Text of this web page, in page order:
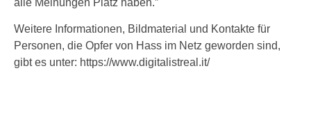
Weitere Informationen, Bildmaterial und Kontakte für
Personen, die Opfer von Hass im Netz geworden sind,
gibt es unter: https://www.digitalistreal.it/